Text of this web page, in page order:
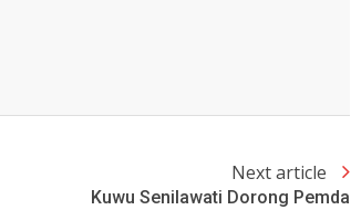
Next article
Kuwu Senilawati Dorong Pemda